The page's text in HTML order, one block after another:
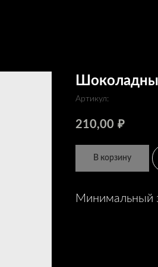
Артикул:
210,00 ₽
В корзину
Минимальный